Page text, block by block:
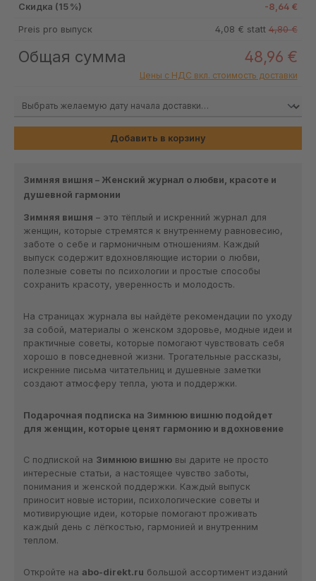
Скидка (15 %) -8,64 €
Preis pro выпуск 4,08 € statt 4,80 €
Общая сумма 48,96 €
Цены с НДС вкл. стоимость доставки
Добавить в корзину
Зимняя вишня – Женский журнал о любви, красоте и
душевной гармонии
Зимняя вишня – это тёплый и искренний журнал для
женщин, которые стремятся к внутреннему равновесию,
заботе о себе и гармоничным отношениям. Каждый
выпуск содержит вдохновляющие истории о любви,
полезные советы по психологии и простые способы
сохранить красоту, уверенность и молодость.
На страницах журнала вы найдёте рекомендации по уходу
за собой, материалы о женском здоровье, модные идеи и
практичные советы, которые помогают чувствовать себя
хорошо в повседневной жизни. Трогательные рассказы,
искренние письма читательниц и душевные заметки
создают атмосферу тепла, уюта и поддержки.
Подарочная подписка на Зимнюю вишню подойдет
для женщин, которые ценят гармонию и вдохновение
С подпиской на Зимнюю вишнювы дарите не просто
интересные статьи, а настоящее чувство заботы,
понимания и женской поддержки. Каждый выпуск
приносит новые истории, психологические советы и
мотивирующие идеи, которые помогают проживать
каждый день с лёгкостью, гармонией и внутренним
теплом.
Откройте на abo-direkt.ru большой ассортимент изданий